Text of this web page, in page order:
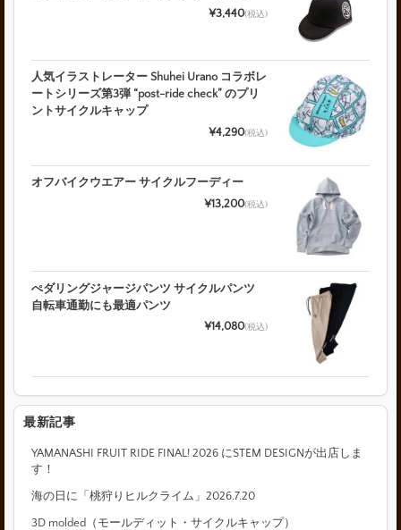
¥3,440(税込)
人気イラストレーター Shuhei Urano コラボレ
ートシリーズ第3弾 “post-ride check” のプリ
ントサイクルキャップ
¥4,290(税込)
オフバイクウエアー サイクルフーディー
¥13,200(税込)
ぺダリングジャージパンツ サイクルパンツ
自転車通勤にも最適パンツ
¥14,080(税込)
最新記事
YAMANASHI FRUIT RIDE FINAL! 2026 にSTEM DESIGNが出店しま
す！
海の日に「桃狩りヒルクライム」2026.7.20
3D molded（モールディット・サイクルキャップ）